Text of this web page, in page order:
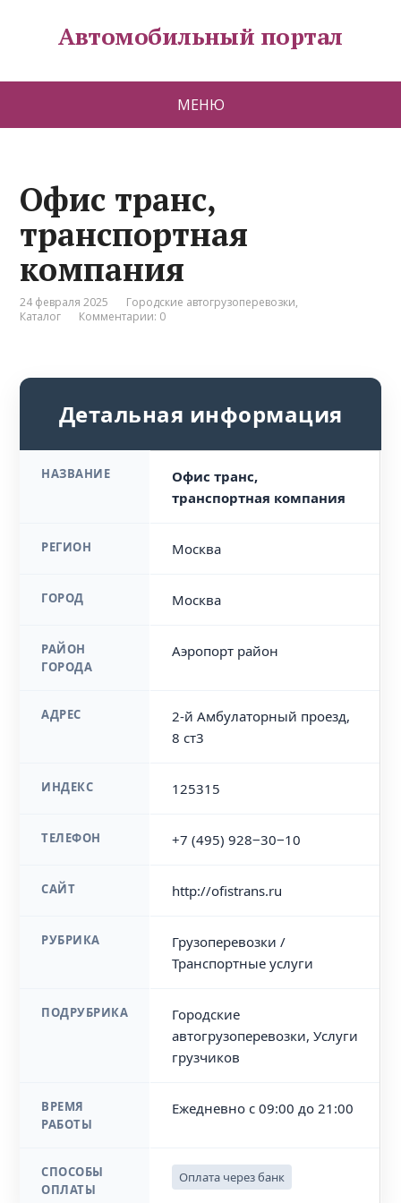
Автомобильный портал
МЕНЮ
Офис транс,
транспортная
компания
24 февраля 2025 Городские автогрузоперевозки,
Каталог
Комментарии: 0
Детальная информация
НАЗВАНИЕ
Офис транс,
транспортная компания
РЕГИОН Москва
ГОРОД Москва
РАЙОН
ГОРОДА
Аэропорт район
АДРЕС
2-й Амбулаторный проезд,
8 ст3
ИНДЕКС 125315
ТЕЛЕФОН +7 (495) 928‒30‒10
САЙТ http://ofistrans.ru
РУБРИКА
Грузоперевозки /
Транспортные услуги
ПОДРУБРИКА
Городские
автогрузоперевозки, Услуги
грузчиков
ВРЕМЯ
РАБОТЫ
Ежедневно с 09:00 до 21:00
СПОСОБЫ
ОПЛАТЫ
Оплата через банк